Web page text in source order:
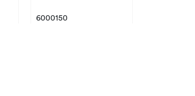
6000150